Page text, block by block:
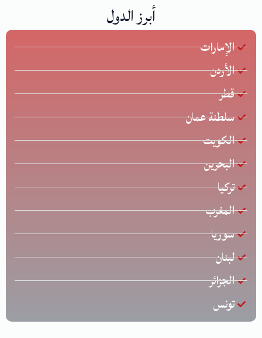
أبرز الدول
الإمارات
الأردن
قطر
سلطنة عمان
الكويت
البحرين
تركيا
المغرب
سوريا
لبنان
الجزائر
تونس